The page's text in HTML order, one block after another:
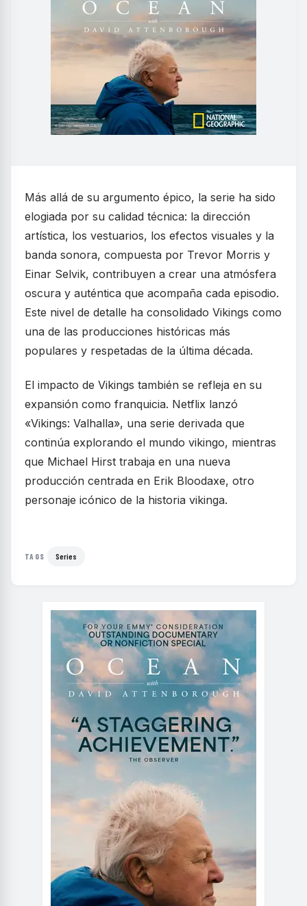
Más allá de su argumento épico, la serie ha sido
elogiada por su calidad técnica: la dirección
artística, los vestuarios, los efectos visuales y la
banda sonora, compuesta por Trevor Morris y
Einar Selvik, contribuyen a crear una atmósfera
oscura y auténtica que acompaña cada episodio.
Este nivel de detalle ha consolidado Vikings como
una de las producciones históricas más
populares y respetadas de la última década.
El impacto de Vikings también se refleja en su
expansión como franquicia. Netflix lanzó
«Vikings: Valhalla», una serie derivada que
continúa explorando el mundo vikingo, mientras
que Michael Hirst trabaja en una nueva
producción centrada en Erik Bloodaxe, otro
personaje icónico de la historia vikinga.
TAGS Series